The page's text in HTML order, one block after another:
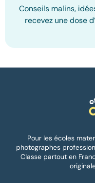
Conseils malins,
recevez une dose
Pour les écoles
photographes
Classe partout en